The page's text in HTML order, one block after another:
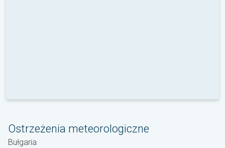
Ostrzeżenia meteorologiczne
Bułgaria